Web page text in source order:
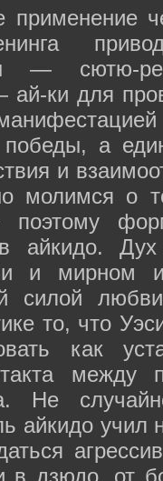
применение
— сютю-
ай-ки для
а
и
молимся о
поэтому
айкидо.
и мирном
силой
то, что
как
между
Не
айкидо учил
в дзюдо, от